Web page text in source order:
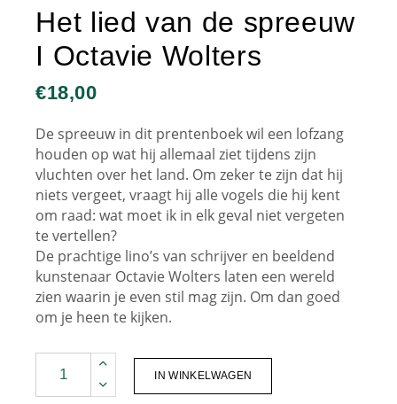
Het lied van de spreeuw
I Octavie Wolters
€18,00
De spreeuw in dit prentenboek wil een lofzang
houden op wat hij allemaal ziet tijdens zijn
vluchten over het land. Om zeker te zijn dat hij
niets vergeet, vraagt hij alle vogels die hij kent
om raad: wat moet ik in elk geval niet vergeten
te vertellen?
De prachtige lino’s van schrijver en beeldend
kunstenaar Octavie Wolters laten een wereld
zien waarin je even stil mag zijn. Om dan goed
om je heen te kijken.
Het lied van de spreeuw I Octavie Wolters quantity
IN WINKELWAGEN